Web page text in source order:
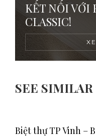
KẾT NỐI VỚI
CLASSIC!
SEE SIMILAR
Biệt thự TP Vinh –